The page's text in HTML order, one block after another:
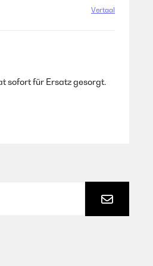
Vertaal
sofort für Ersatz gesorgt.
Ist ihren Preis wirklich